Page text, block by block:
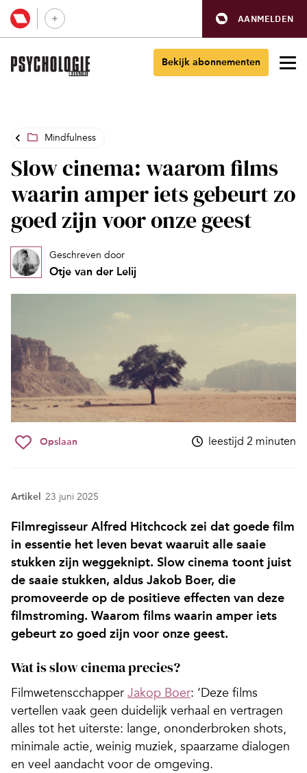
AANMELDEN
Bekijk abonnementen
Mindfulness
Slow cinema: waarom films
waarin amper iets gebeurt zo
goed zijn voor onze geest
Geschreven door
Otje van der Lelij
Opslaan leestijd 2 minuten
Artikel 23 juni 2025
Filmregisseur Alfred Hitchcock zei dat goede film
in essentie het leven bevat waaruit alle saaie
stukken zijn weggeknipt. Slow cinema toont juist
de saaie stukken, aldus Jakob Boer, die
promoveerde op de positieve effecten van deze
filmstroming. Waarom films waarin amper iets
gebeurt zo goed zijn voor onze geest.
Wat is slow cinema precies?
Filmwetenscchapper Jakop Boer: ‘Deze films
vertellen vaak geen duidelijk verhaal en vertragen
alles tot het uiterste: lange, ononderbroken shots,
minimale actie, weinig muziek, spaarzame dialogen
en veel aandacht voor de omgeving.